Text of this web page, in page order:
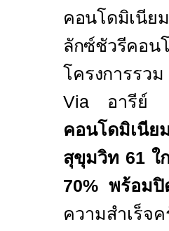
คอนโดมิเนีย
ลักซ์ชัวรีคอน
โครงการรวม
Via
อารีย์
คอนโดมิเนีย
สุขุมวิท 61 ใ
70% พร้อมปิ
ความสำเร็จ